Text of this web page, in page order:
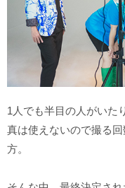
1人でも半目の人がいた
真は使えないので撮る
方。